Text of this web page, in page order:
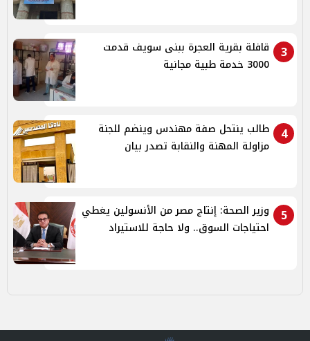
3
قافلة بقرية العجرة ببنى سويف قدمت
3000 خدمة طبية مجانية
4
طالب ينتحل صفة مهندس وينضم للجنة
مزاولة المهنة والنقابة تصدر بيان
5
وزير الصحة: إنتاج مصر من الأنسولين يغطي
احتياجات السوق.. ولا حاجة للاستيراد